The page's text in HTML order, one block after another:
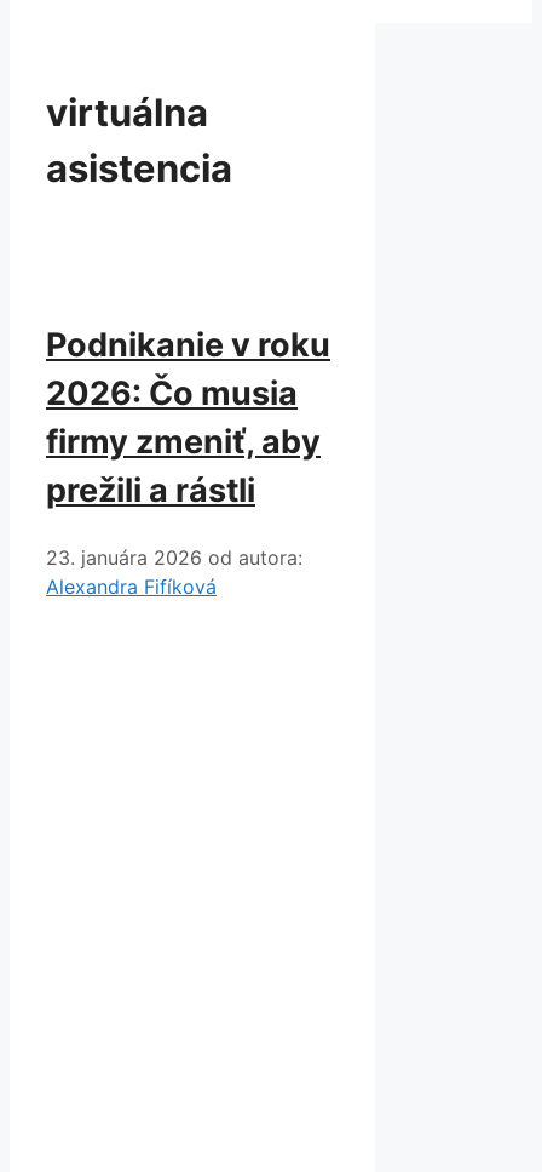
virtuálna
asistencia
Podnikanie v roku
2026: Čo musia
firmy zmeniť, aby
prežili a rástli
23. januára 2026 od autora:
Alexandra Fifíková